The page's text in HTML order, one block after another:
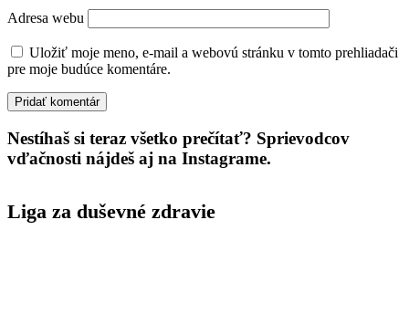
Adresa webu
Uložiť moje meno, e-mail a webovú stránku v tomto prehliadači
pre moje budúce komentáre.
Nestíhaš si teraz všetko prečítať? Sprievodcov
vďačnosti nájdeš aj na Instagrame.
Liga za duševné zdravie